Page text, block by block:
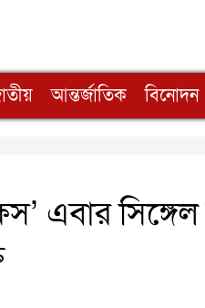
আন্তর্জাতিক বিনোদন
এবার